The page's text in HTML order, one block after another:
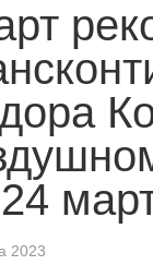
2023